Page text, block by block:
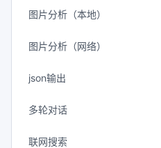
图片分析（本地）
图片分析（网络）
json输出
多轮对话
联网搜索